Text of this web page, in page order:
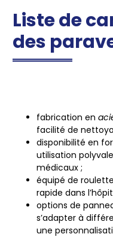
Liste de
des
fabrication en
facilité de
disponibilité en
utilisation
médicaux ;
équipé de
rapide dans
options de
s’adapter à
une